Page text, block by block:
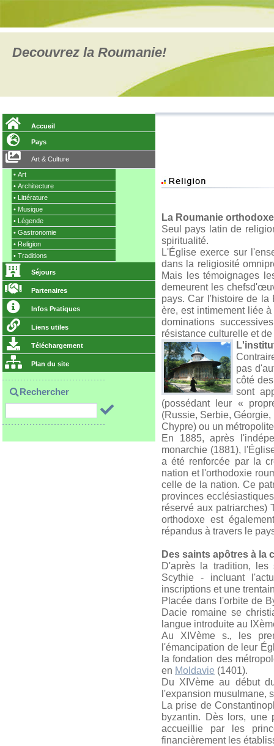
Decouvrez la Roumanie!
Accueil
Pays
Art & Culture
• Art
• Architecture
• Littérature
• Musique
• Légende
• Gastronomie
• Religion
• Traditions
Séjours
Partenaires
Infos Pratiques
Liens utiles
Téléchargement
Plan du site
Rechercher
La Roumanie orthodoxe
Seul pays latin de
spiritualité.
L'Église exerce sur
dans la religiosité
Mais les témoignages
demeurent les
pays. Car l'histoire de la
ère, est intimement liée
dominations
résistance culturelle et
pas
côté
sont
(possédant leur «
(Russie, Serbie,
Chypre) ou un
En 1885, après
monarchie (1881),
a été renforcée par la
nation et l'orthodoxie
celle de la nation. Ce
pro­vinces
réservé aux patriarches)
orthodoxe est
répandus à travers le
Des saints apôtres à la
D'après la tradition, les
Scythie - incluant
inscriptions et une
Placée dans l'orbite de
Dacie romaine se
langue introduite au
Au XIVème s., les
l'émancipation de leur
la fondation des
en Moldavie (1401).
Du XIVème au début
l'expansion musulmane,
La prise de
byzantin. Dès lors, une
accueillie par les
financièrement les